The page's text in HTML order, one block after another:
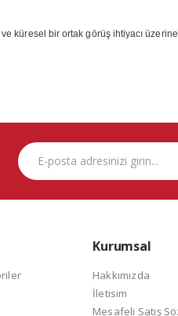
küresel bir ortak görüş ihtiyacı
Kurumsal
Hakkımızda
İletisim
Mesafeli Satış